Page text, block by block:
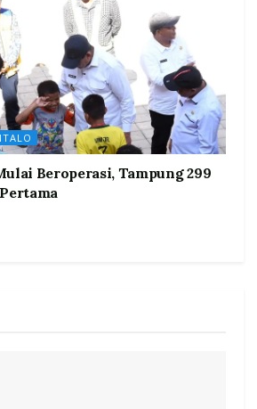
Beroperasi, Tampung 299